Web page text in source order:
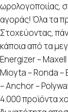
ωρολογοποιίας,
αγοράς! Όλα τα
Στοχεύοντας,
κάποια από τα
Energizer – Maxell
Mioyta – Ronda –
– Anchor –
4.000 προϊόντα